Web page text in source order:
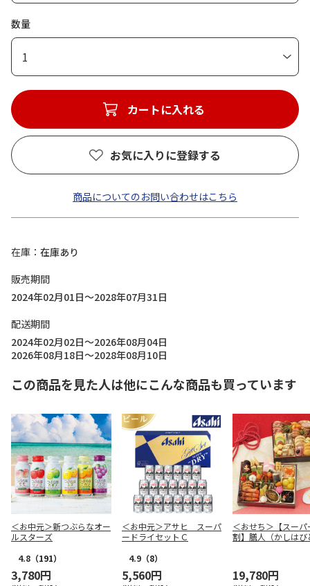
数量
1
カートに入れる
お気に入りに登録する
商品についてのお問い合わせはこちら
在庫
在庫あり
販売期間
2024年02月01日～2028年07月31日
配送期間
2024年02月02日～2026年08月04日
2026年08月18日～2028年08月10日
この商品を見た人は他にこんな商品も買っています
＜お中元＞新つぶらなオー
ルスターズ
4.8 （191）
3,780円
＜お中元＞アサヒ スーパ
ードライセットＣ
4.9 （8）
5,560円
＜おせち＞【スーパ
割】膳人（かしは
19,780円